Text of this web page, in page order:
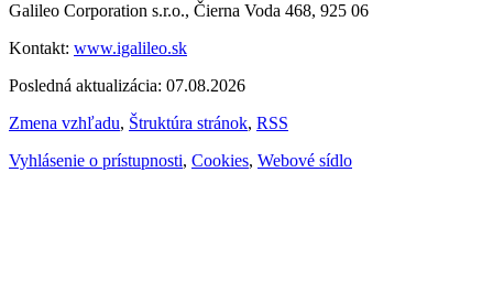
Galileo Corporation s.r.o., Čierna Voda 468, 925 06
Kontakt: www.igalileo.sk
Posledná aktualizácia: 07.08.2026
Zmena vzhľadu, Štruktúra stránok, RSS
Vyhlásenie o prístupnosti, Cookies, Webové sídlo